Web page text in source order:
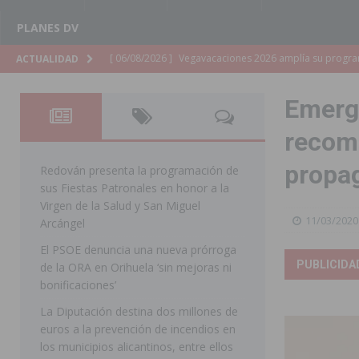
PLANES DV
ACTUALIDAD [ 06/08/2026 ] La Diputación de Alicante inyectará
Patronales 2026
SAN MIGUEL DE SALINAS
[ 06/08/2026 ] La Escuela Municipal de Música de
curso 2026-2027
MONTESINOS
[ 06/08/2026 ]
Convocado el XXVII Concurso de
[ 06/08/2026 ] Benejúzar vive el verano con una
BENEJUZAR
pedanías
ORIHUELA
11/03/2020
Redován presenta la programación de
sus Fiestas Patronales en honor a la
Virgen de la Salud y San Miguel
Arcángel
El PSOE denuncia una nueva prórroga
de la ORA en Orihuela ‘sin mejoras ni
bonificaciones’
La Diputación destina dos millones de
euros a la prevención de incendios en
los municipios alicantinos, entre ellos